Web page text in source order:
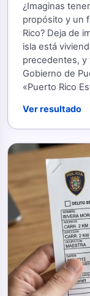
¿Imaginas
propósito y un
Rico? Deja de
isla está
precedentes, y
Gobierno de
«Puerto Rico
Ver resultado